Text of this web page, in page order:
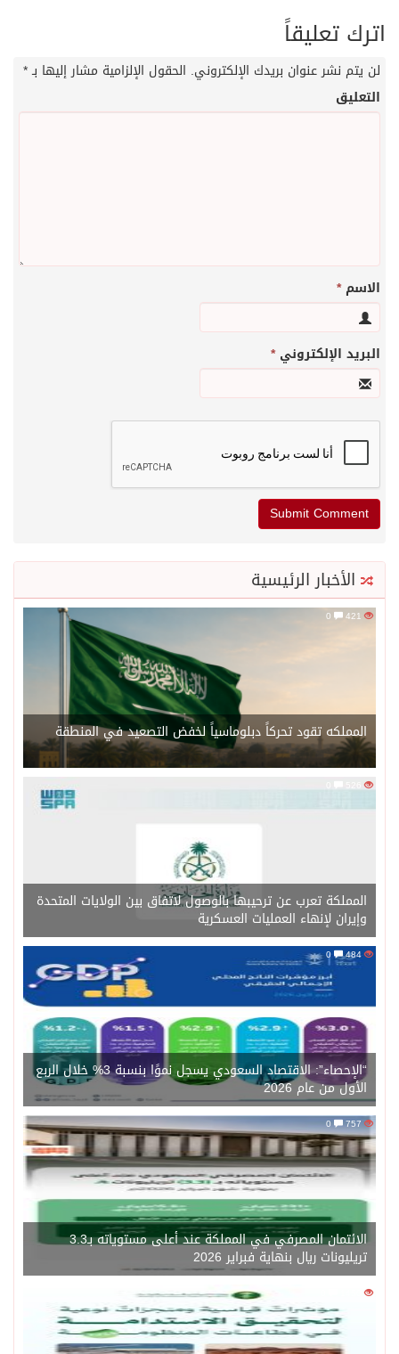
اترك تعليقاً
لن يتم نشر عنوان بريدك الإلكتروني. الحقول الإلزامية مشار إليها بـ*
التعليق
الاسم*
البريد الإلكتروني*
الأخبار الرئيسية
المملكه تقود تحركاً دبلوماسياً لخفض التصعيد في المنطقة
526
المملكة تعرب عن ترحيبها بالوصول لاتفاق بين الولايات المتحدة
وإيران لإنهاء العمليات العسكرية
484
“الإحصاء”: الاقتصاد السعودي يسجل نموًا بنسبة 3% خلال الربع
الأول من عام 2026
757
0
الائتمان المصرفي في المملكة عند أعلى مستوياته بـ3.3
تريليونات ريال بنهاية فبراير 2026
1450